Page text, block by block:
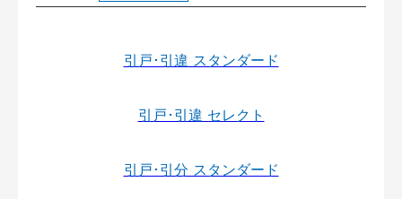
引戸･引違 スタンダード
引戸･引違 セレクト
引戸･引分 スタンダード